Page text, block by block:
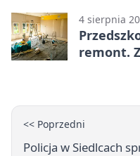
4 sierpnia
remont.
<< Poprzedni
Policja w Siedlcach